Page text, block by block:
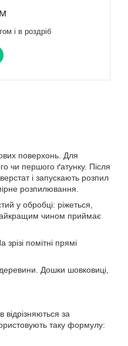
і в роздріб
поверхонь. Для
чи першого ґатунку. Після
і запускають розпил
розпилювання.
у обробці: ріжеться,
чином приймає
помітні прямі
Дошки шовковиці,
за
таку формулу: